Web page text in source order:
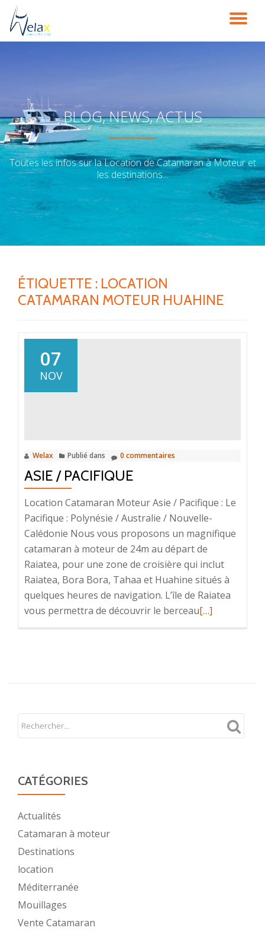
Aller
au
BLOG, NEWS, ACTUS
Toutes les infos sur la Location de Catamaran à Moteur et
les destinations...
ÉTIQUETTE : LOCATION
CATAMARAN MOTEUR HUAHINE
07
NOV
Welax Publié dans 0 commentaires
ASIE / PACIFIQUE
Location Catamaran Moteur Asie / Pacifique : Le
Pacifique : Polynésie / Australie / Nouvelle-
Calédonie Nous vous proposons un magnifique
catamaran à moteur de 24m au départ de
Raiatea, pour une zone de croisière qui inclut
Raiatea, Bora Bora, Tahaa et Huahine situés à
quelques heures de navigation. L’île de Raiatea
vous permettra de découvrir le berceauEn
Pacifique
[…]
CATÉGORIES
Actualités
Catamaran à moteur
Destinations
location
Méditerranée
Mouillages
Vente Catamaran